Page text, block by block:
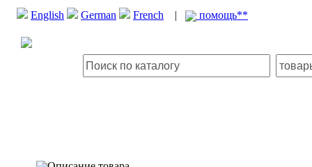
English German French | помощь**